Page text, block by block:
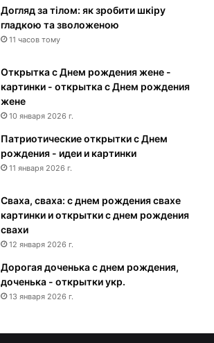
Догляд за тілом: як зробити шкіру
гладкою та зволоженою
11 часов тому
Открытка с Днем рождения жене -
картинки - открытка с Днем рождения
жене
10 января 2026 г.
Патриотические открытки с Днем
рождения - идеи и картинки
11 января 2026 г.
Сваха, сваха: с днем рождения свахе
картинки и открытки с днем рождения
свахи
12 января 2026 г.
Дорогая доченька с днем рождения,
доченька - открытки укр.
13 января 2026 г.